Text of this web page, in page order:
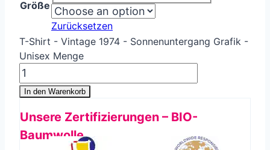
Größe
Zurücksetzen
T-Shirt - Vintage 1974 - Sonnenuntergang Grafik -
Unisex Menge
In den Warenkorb
Unsere Zertifizierungen – BIO-
Baumwolle